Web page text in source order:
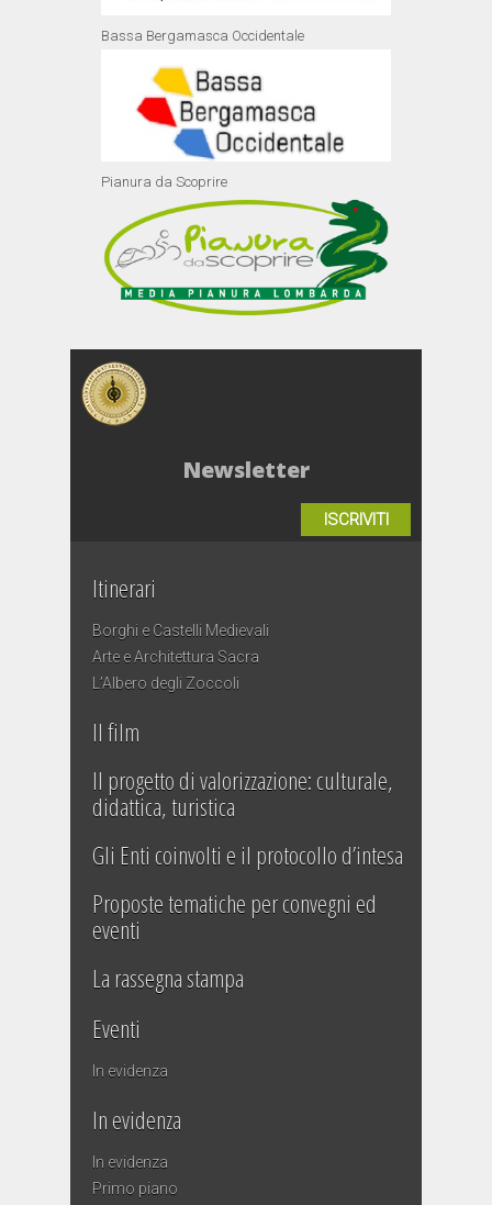
Bassa Bergamasca Occidentale
Pianura da Scoprire
Newsletter
ISCRIVITI
Itinerari
Borghi e Castelli Medievali
Arte e Architettura Sacra
L’Albero degli Zoccoli
Il film
Il progetto di valorizzazione: culturale,
didattica, turistica
Gli Enti coinvolti e il protocollo d’intesa
Proposte tematiche per convegni ed
eventi
La rassegna stampa
Eventi
In evidenza
In evidenza
In evidenza
Primo piano